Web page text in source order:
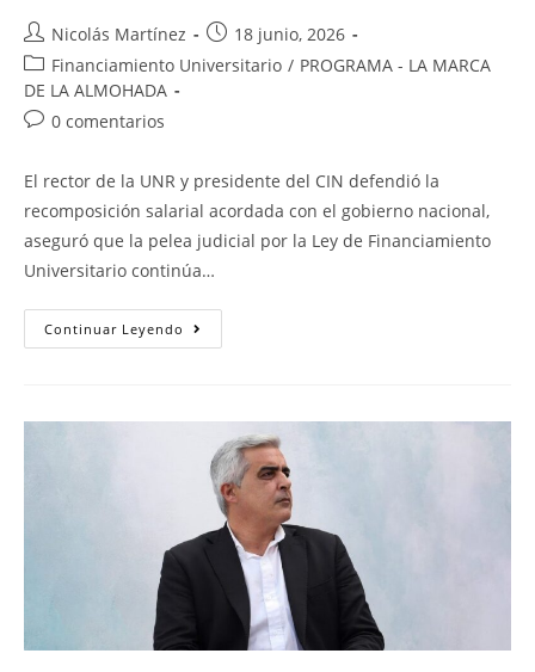
Nicolás Martínez
18 junio, 2026
Financiamiento Universitario / PROGRAMA - LA MARCA
DE LA ALMOHADA
0 comentarios
El rector de la UNR y presidente del CIN defendió la
recomposición salarial acordada con el gobierno nacional,
aseguró que la pelea judicial por la Ley de Financiamiento
Universitario continúa…
Continuar Leyendo